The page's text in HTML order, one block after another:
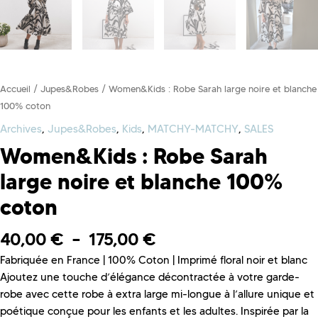
Accueil / Jupes&Robes / Women&Kids : Robe Sarah large noire et blanche
100% coton
Archives, Jupes&Robes, Kids, MATCHY-MATCHY, SALES
Women&Kids : Robe Sarah
large noire et blanche 100%
coton
40,00 € – 175,00 €
Fabriquée en France | 100% Coton | Imprimé floral noir et blanc
Ajoutez une touche d’élégance décontractée à votre garde-
robe avec cette robe à extra large mi-longue à l’allure unique et
poétique conçue pour les enfants et les adultes. Inspirée par la